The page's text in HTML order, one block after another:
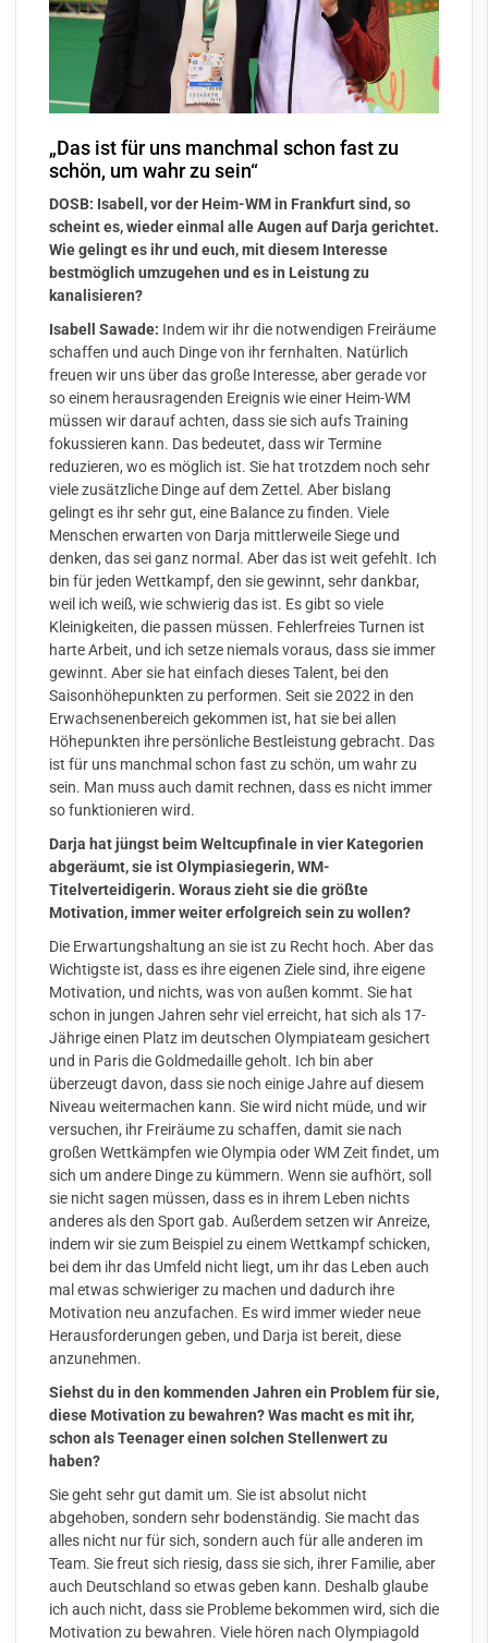
„Das ist für uns manchmal schon fast zu
schön, um wahr zu sein“
DOSB: Isabell, vor der Heim-WM in Frankfurt sind, so
scheint es, wieder einmal alle Augen auf Darja gerichtet.
Wie gelingt es ihr und euch, mit diesem Interesse
bestmöglich umzugehen und es in Leistung zu
kanalisieren?
Isabell Sawade: Indem wir ihr die notwendigen Freiräume
schaffen und auch Dinge von ihr fernhalten. Natürlich
freuen wir uns über das große Interesse, aber gerade vor
so einem herausragenden Ereignis wie einer Heim-WM
müssen wir darauf achten, dass sie sich aufs Training
fokussieren kann. Das bedeutet, dass wir Termine
reduzieren, wo es möglich ist. Sie hat trotzdem noch sehr
viele zusätzliche Dinge auf dem Zettel. Aber bislang
gelingt es ihr sehr gut, eine Balance zu finden. Viele
Menschen erwarten von Darja mittlerweile Siege und
denken, das sei ganz normal. Aber das ist weit gefehlt. Ich
bin für jeden Wettkampf, den sie gewinnt, sehr dankbar,
weil ich weiß, wie schwierig das ist. Es gibt so viele
Kleinigkeiten, die passen müssen. Fehlerfreies Turnen ist
harte Arbeit, und ich setze niemals voraus, dass sie immer
gewinnt. Aber sie hat einfach dieses Talent, bei den
Saisonhöhepunkten zu performen. Seit sie 2022 in den
Erwachsenenbereich gekommen ist, hat sie bei allen
Höhepunkten ihre persönliche Bestleistung gebracht. Das
ist für uns manchmal schon fast zu schön, um wahr zu
sein. Man muss auch damit rechnen, dass es nicht immer
so funktionieren wird.
Darja hat jüngst beim Weltcupfinale in vier Kategorien
abgeräumt, sie ist Olympiasiegerin, WM-
Titelverteidigerin. Woraus zieht sie die größte
Motivation, immer weiter erfolgreich sein zu wollen?
Die Erwartungshaltung an sie ist zu Recht hoch. Aber das
Wichtigste ist, dass es ihre eigenen Ziele sind, ihre eigene
Motivation, und nichts, was von außen kommt. Sie hat
schon in jungen Jahren sehr viel erreicht, hat sich als 17-
Jährige einen Platz im deutschen Olympiateam gesichert
und in Paris die Goldmedaille geholt. Ich bin aber
überzeugt davon, dass sie noch einige Jahre auf diesem
Niveau weitermachen kann. Sie wird nicht müde, und wir
versuchen, ihr Freiräume zu schaffen, damit sie nach
großen Wettkämpfen wie Olympia oder WM Zeit findet, um
sich um andere Dinge zu kümmern. Wenn sie aufhört, soll
sie nicht sagen müssen, dass es in ihrem Leben nichts
anderes als den Sport gab. Außerdem setzen wir Anreize,
indem wir sie zum Beispiel zu einem Wettkampf schicken,
bei dem ihr das Umfeld nicht liegt, um ihr das Leben auch
mal etwas schwieriger zu machen und dadurch ihre
Motivation neu anzufachen. Es wird immer wieder neue
Herausforderungen geben, und Darja ist bereit, diese
anzunehmen.
Siehst du in den kommenden Jahren ein Problem für sie,
diese Motivation zu bewahren? Was macht es mit ihr,
schon als Teenager einen solchen Stellenwert zu
haben?
Sie geht sehr gut damit um. Sie ist absolut nicht
abgehoben, sondern sehr bodenständig. Sie macht das
alles nicht nur für sich, sondern auch für alle anderen im
Team. Sie freut sich riesig, dass sie sich, ihrer Familie, aber
auch Deutschland so etwas geben kann. Deshalb glaube
ich auch nicht, dass sie Probleme bekommen wird, sich die
Motivation zu bewahren. Viele hören nach Olympiagold